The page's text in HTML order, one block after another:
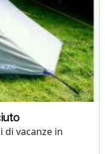
vacanze in